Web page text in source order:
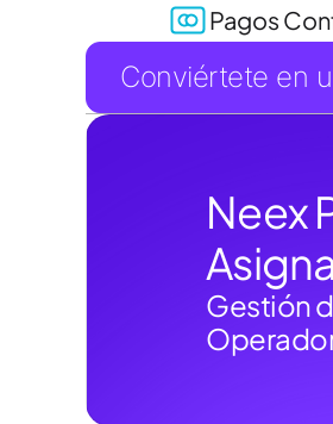
Pagos Confiables
Conviértete en
Neex
Gestión